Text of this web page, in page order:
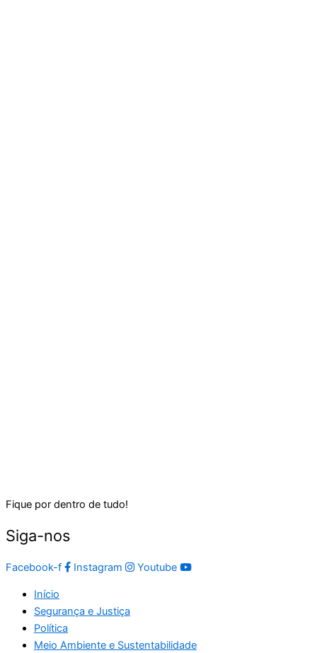
Fique por dentro de tudo!
Siga-nos
Facebook-f Instagram Youtube
Início
Segurança e Justiça
Política
Meio Ambiente e Sustentabilidade